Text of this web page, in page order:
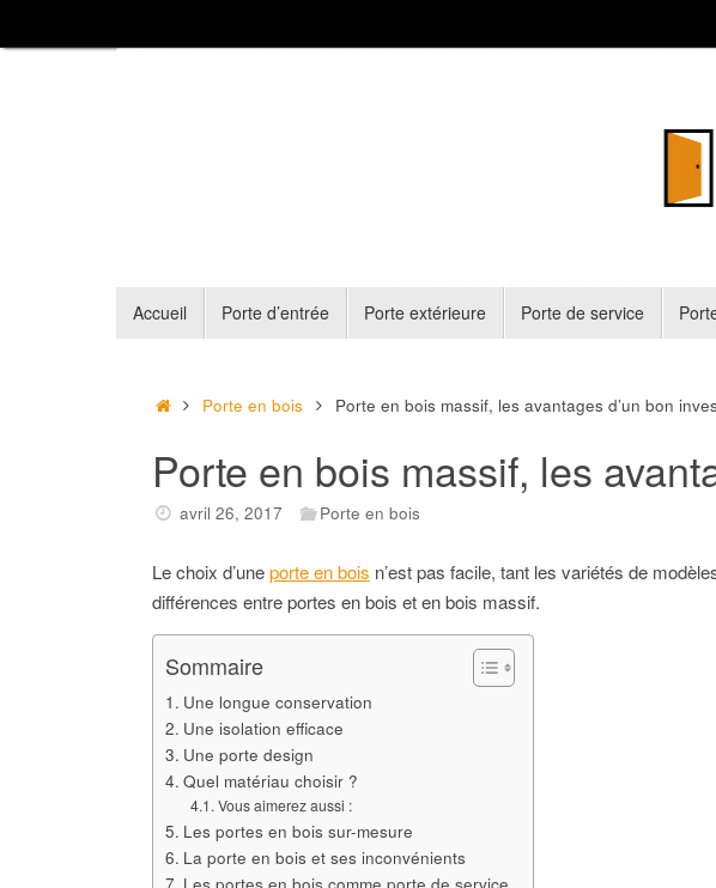
au
auAccueil Porte d’entrée Porte extérieure Porte de service
AccueilPorte en bois Porte en bois massif, les avantages d’un bon
Porte en bois massif, les
avril 26, 2017 Porte en bois
Le choix d’uneporte en bois n’est pas facile, tant les variétés de
différences entre portes en bois et en bois massif.
Sommaire
Une longue conservation
Une isolation efficace
Une porte design
Quel matériau choisir ?
Vous aimerez aussi :
Les portes en bois sur-mesure
La porte en bois et ses inconvénients
Les portes en bois comme porte de service